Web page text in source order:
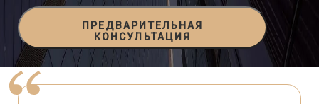
ПРЕДВАРИТЕЛЬНАЯ
КОНСУЛЬТАЦИЯ